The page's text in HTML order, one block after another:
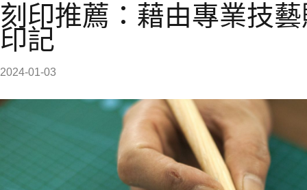
刻印推薦：藉由專業技
印記
2024-01-03